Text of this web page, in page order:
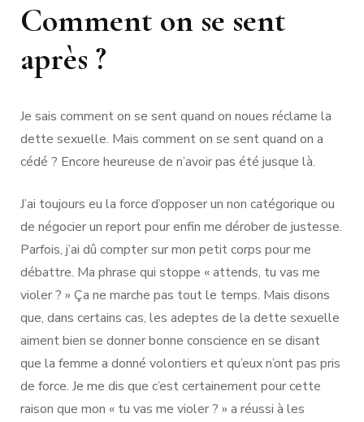
Comment on se sent
après ?
Je sais comment on se sent quand on noues réclame la
dette sexuelle. Mais comment on se sent quand on a
cédé ? Encore heureuse de n’avoir pas été jusque là.
J’ai toujours eu la force d’opposer un non catégorique ou
de négocier un report pour enfin me dérober de justesse.
Parfois, j’ai dû compter sur mon petit corps pour me
débattre. Ma phrase qui stoppe « attends, tu vas me
violer ? » Ça ne marche pas tout le temps. Mais disons
que, dans certains cas, les adeptes de la dette sexuelle
aiment bien se donner bonne conscience en se disant
que la femme a donné volontiers et qu’eux n’ont pas pris
de force. Je me dis que c’est certainement pour cette
raison que mon « tu vas me violer ? » a réussi à les